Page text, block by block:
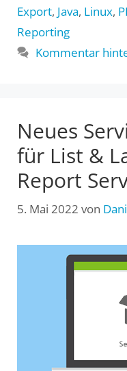
Export, Java, Linux,
Reporting
Kommentar
Neues
für List &
Report
5. Mai 2022 von